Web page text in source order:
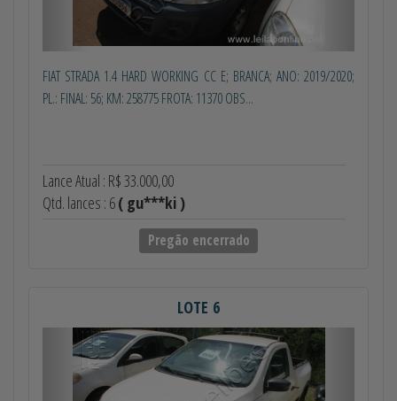
FIAT STRADA 1.4 HARD WORKING CC E; BRANCA; ANO: 2019/2020;
PL.: FINAL: 56; KM: 258775 FROTA: 11370 OBS...
Lance Atual : R$ 33.000,00
Qtd. lances : 6( gu***ki )
Pregão encerrado
LOTE 6
Anterior